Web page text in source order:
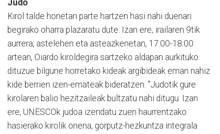
Judo
Kirol talde honetan parte hartzen hasi nahi duenari
begirako oharra plazaratu dute. Izan ere, irailaren 9tik
aurrera, astelehen eta asteazkenetan, 17:00-18:00
artean, Oiardo kiroldegira sartzeko aldapan aurkituko
dituzue bilgune horretako kideak argibideak eman nahiz
kide berrien izen-emateak bideratzen. "Judotik gure
kirolaren balio hezitzaileak bultzatu nahi ditugu. Izan
ere, UNESCOk judoa izendatu zuen haurrentzako
hasierako kirolik onena, gorputz-hezkuntza integrala